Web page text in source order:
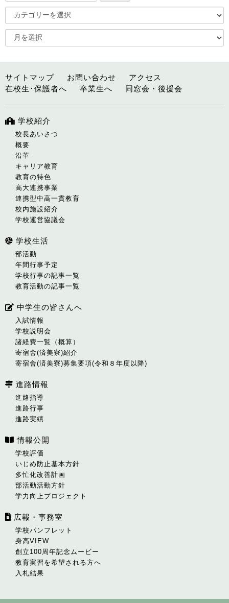
サイトマップ お問い合わせ
アクセス
在校生･保護者へ
卒業生へ 同窓会・後援会
学校紹介
校長あいさつ
概要
沿革
キャリア教育
教育の特色
高大連携事業
連携型中高一貫教育
校内施設紹介
学校運営協議会
学校生活
部活動
年間行事予定
学校行事の記事一覧
教育活動の記事一覧
中学生の皆さんへ
入試情報
学校説明会
諸経費一覧（概算）
寄宿舎(済美寮)紹介
寄宿舎(済美寮)募集要項(令和８年度以降)
進路情報
進路指導
進路行事
進路実績
情報公開
学校評価
いじめ防止基本方針
多忙化改善計画
部活動活動方針
学力向上プロジェクト
広報・事務室
学校パンフレット
身高VIEW
創立100周年記念ムービー
教育実習を希望される方へ
入札結果